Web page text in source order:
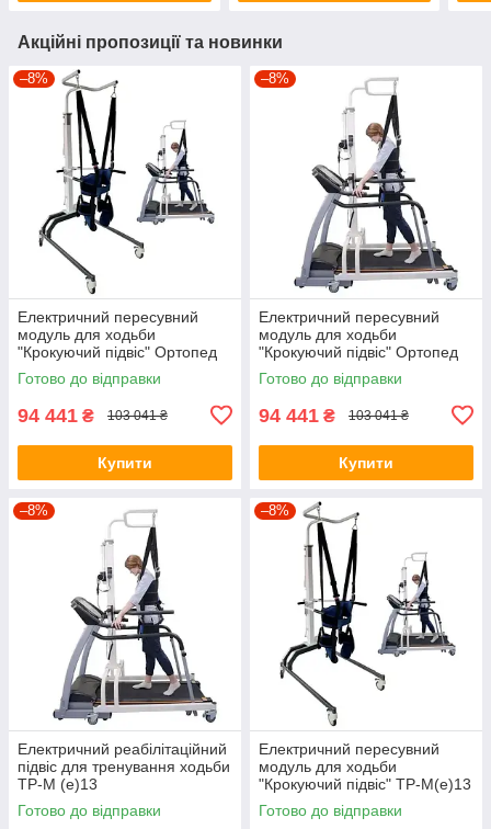
Акційні пропозиції та новинки
–8%
Електричний пересувний
модуль для ходьби
"Крокуючий підвіс" Ортопед
ТР-М(е)13
Готово до відправки
94 441 ₴ 103 041 ₴
Купити
–8%
Електричний пересувний
модуль для ходьби
"Крокуючий підвіс" Ортопед
ТР-М(е)13
Готово до відправки
94 441 ₴ 103 041 ₴
Купити
–8%
Електричний реабілітаційний
підвіс для тренування ходьби
ТР-М (е)13
Готово до відправки
–8%
Електричний пересувний
модуль для ходьби
"Крокуючий підвіс" ТР-М(е)13
для реабілітації та
відновлення навичок ходьби
Готово до відправки